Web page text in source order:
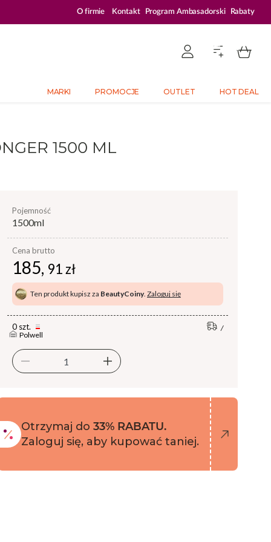
ZALOGUJ SIĘ I KUPUJ TANIEJ – AŻ 33% ZNIŻKI
O firmie Kontakt Program Ambasadorski Rabaty
MARKI PROMOCJE OUTLET HOT DEAL
1500 ML
pojemność
1500ml
Cena brutto
185, 91 zł
Ten produkt kupisz za BeautyCoiny. Zaloguj się
0 szt.
Polwell
Otrzymaj do 33% RABATU.
Zaloguj się, aby kupować taniej.